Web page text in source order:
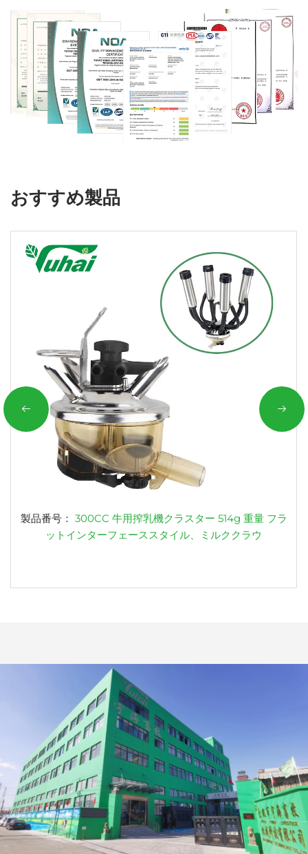
おすすめ製品
製品番号： 300CC 牛用搾乳機クラスター 514g 重量 フラ
ットインターフェーススタイル、ミルククラウ